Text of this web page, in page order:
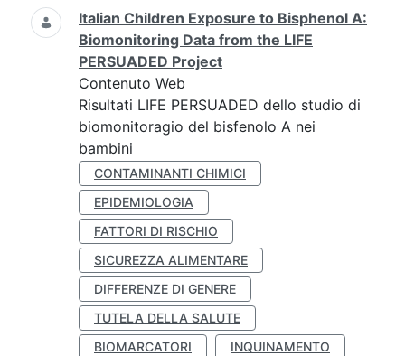
Italian Children Exposure to Bisphenol A:
Biomonitoring Data from the LIFE
PERSUADED Project
Contenuto Web
Risultati LIFE PERSUADED dello studio di
biomonitoragio del bisfenolo A nei
bambini
CONTAMINANTI CHIMICI
EPIDEMIOLOGIA
FATTORI DI RISCHIO
SICUREZZA ALIMENTARE
DIFFERENZE DI GENERE
TUTELA DELLA SALUTE
BIOMARCATORI
INQUINAMENTO